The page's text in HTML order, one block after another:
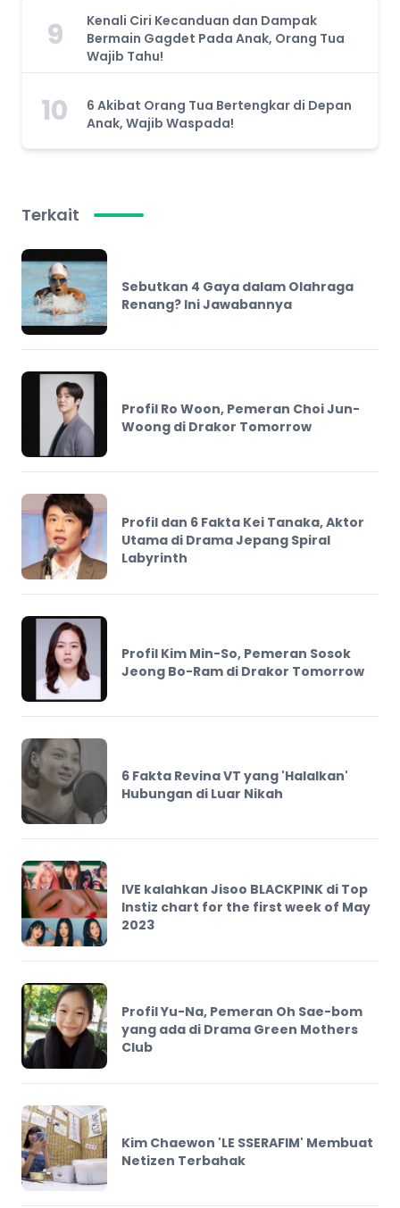
9
Kenali Ciri Kecanduan dan Dampak
Bermain Gagdet Pada Anak, Orang Tua
Wajib Tahu!
10
6 Akibat Orang Tua Bertengkar di Depan
Anak, Wajib Waspada!
Terkait
Sebutkan 4 Gaya dalam Olahraga
Renang? Ini Jawabannya
Profil Ro Woon, Pemeran Choi Jun-
Woong di Drakor Tomorrow
Profil dan 6 Fakta Kei Tanaka, Aktor
Utama di Drama Jepang Spiral
Labyrinth
Profil Kim Min-So, Pemeran Sosok
Jeong Bo-Ram di Drakor Tomorrow
6 Fakta Revina VT yang 'Halalkan'
Hubungan di Luar Nikah
IVE kalahkan Jisoo BLACKPINK di Top
Instiz chart for the first week of May
2023
Profil Yu-Na, Pemeran Oh Sae-bom
yang ada di Drama Green Mothers
Club
Kim Chaewon 'LE SSERAFIM' Membuat
Netizen Terbahak